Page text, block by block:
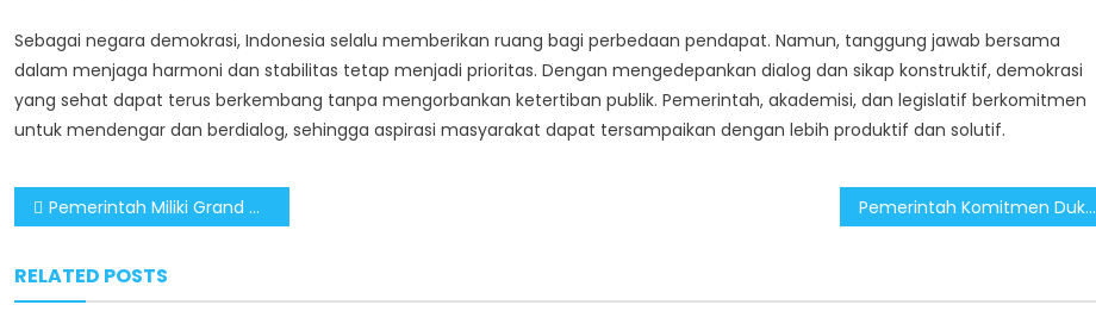
Sebagai negara demokrasi, Indonesia selalu memberikan ruang bagi perbedaan pendapat. Namun, tanggung jawab bersama
dalam menjaga harmoni dan stabilitas tetap menjadi prioritas. Dengan mengedepankan dialog dan sikap konstruktif, demokrasi
yang sehat dapat terus berkembang tanpa mengorbankan ketertiban publik. Pemerintah, akademisi, dan legislatif berkomitmen
untuk mendengar dan berdialog, sehingga aspirasi masyarakat dapat tersampaikan dengan lebih produktif dan solutif.
Post
Pemerintah Miliki Grand Design Pembangunan Ekonomi Kreatif Pemerintah Komitmen Dukung Pengembangan Bisnis dan Ekonomi Kreatif
RELATED POSTS